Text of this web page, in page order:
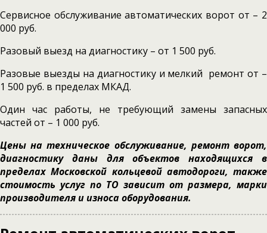
Сервисное обслуживание автоматических ворот от – 2
000 руб.
Разовый выезд на диагностику – от 1 500 руб.
Разовые выезды на диагностику и мелкий ремонт от –
1 500 руб. в пределах МКАД.
Один час работы, не требующий замены запасных
частей от – 1 000 руб.
Цены на техническое обслуживание, ремонт ворот,
диагностику даны для объектов находящихся в
пределах Московской кольцевой автодороги, также
стоимость услуг по ТО зависит от размера, марки
производителя и износа оборудования.